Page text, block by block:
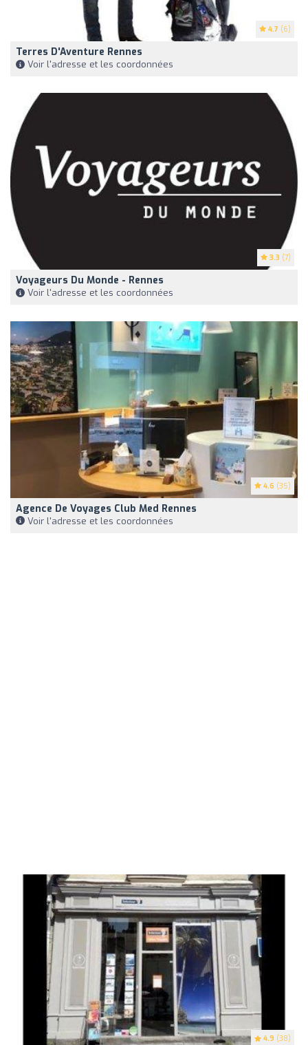
4.7 (6)
Terres D'Aventure Rennes
Voir l'adresse et les coordonnées
3.3 (7)
Voyageurs Du Monde - Rennes
Voir l'adresse et les coordonnées
4.6 (35)
Agence De Voyages Club Med Rennes
Voir l'adresse et les coordonnées
4.9 (38)